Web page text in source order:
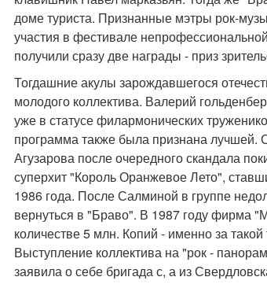
доме туриста. Признанные мэтры рок-
участия в фестивале
получили сразу две награды - приз
Тогдашние акулы зарождавшегося
молодого коллектива. Валерий
уже в статусе филармонических
программа также была признана
Агузарова после очередного скандала
суперхит "Король Оранжевое Лето",
1986 года. После Салминой в группе
вернуться в "Браво". В 1987 году фирма
количестве 5 млн. Копий - именно за
Выступление коллектива на "рок -
заявила о себе бригада с, а из